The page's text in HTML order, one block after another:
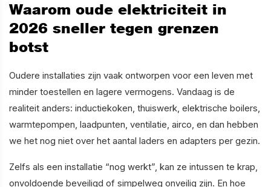
Waarom oude elektriciteit in
2026 sneller tegen grenzen
botst
Oudere installaties zijn vaak ontworpen voor een leven met
minder toestellen en lagere vermogens. Vandaag is de
realiteit anders: inductiekoken, thuiswerk, elektrische boilers,
warmtepompen, laadpunten, ventilatie, airco, en dan hebben
we het nog niet over het aantal laders en adapters per gezin.
Zelfs als een installatie “nog werkt”, kan ze intussen te krap,
onvoldoende beveiligd of simpelweg onveilig zijn. En hoe